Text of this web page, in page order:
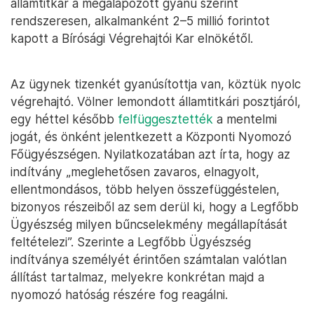
államtitkár a megalapozott gyanú szerint
rendszeresen, alkalmanként 2–5 millió forintot
kapott a Bírósági Végrehajtói Kar elnökétől.
Az ügynek tizenkét gyanúsítottja van, köztük nyolc
végrehajtó. Völner lemondott államtitkári posztjáról,
egy héttel később felfüggesztették a mentelmi
jogát, és önként jelentkezett a Központi Nyomozó
Főügyészségen. Nyilatkozatában azt írta, hogy az
indítvány „meglehetősen zavaros, elnagyolt,
ellentmondásos, több helyen összefüggéstelen,
bizonyos részeiből az sem derül ki, hogy a Legfőbb
Ügyészség milyen bűncselekmény megállapítását
feltételezi”. Szerinte a Legfőbb Ügyészség
indítványa személyét érintően számtalan valótlan
állítást tartalmaz, melyekre konkrétan majd a
nyomozó hatóság részére fog reagálni.